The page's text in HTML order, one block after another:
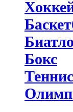
Бокс
Теннис